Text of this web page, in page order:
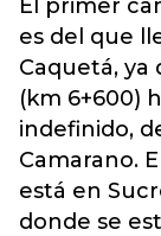
El primer
es del que
Caquetá, ya
(km 6+600)
indefinido,
Camarano.
está en
donde se